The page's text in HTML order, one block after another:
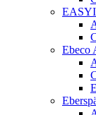
Ebeco